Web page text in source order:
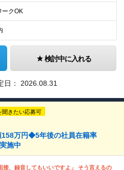
ークOK
検討中に入れる
日： 2026.08.31
聞きたい応募可
万円◆5年後の社員在籍率
施中
接、録音してもいいですよ」 そう言えるの